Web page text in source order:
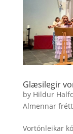
Glæsilegir
by Hildur
Almennar
Vortónleikar